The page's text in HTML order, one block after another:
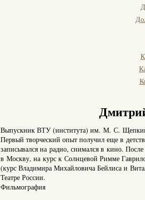
Выпускник ВТУ (института) им. М. С.
Первый творческий опыт получил еще в
записывался на радио, снимался в кино.
в Москву, на курс к Солнцевой Римме
(курс Владимира Михайловича Бейлиса и
Театре России.
Фильмография